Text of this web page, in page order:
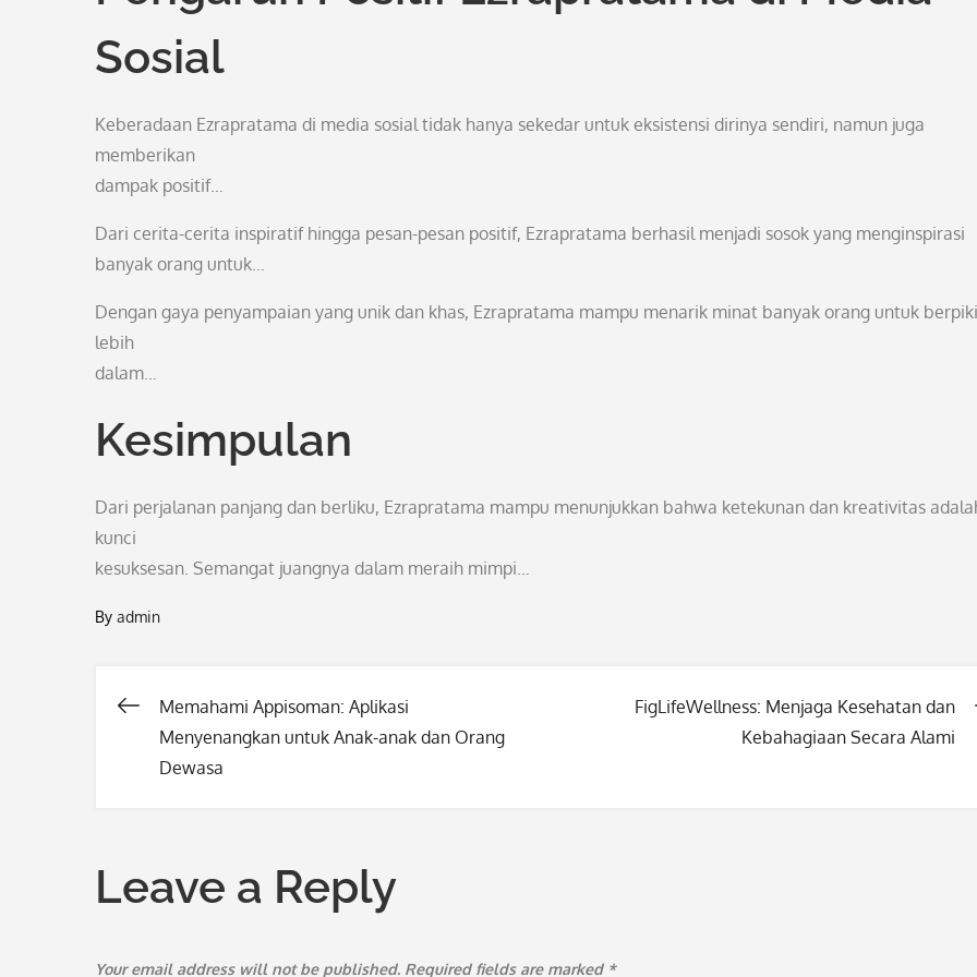
Sosial
Keberadaan Ezrapratama di media sosial tidak hanya sekedar untuk eksistensi dirinya sendiri, namun juga
memberikan
dampak positif…
Dari cerita-cerita inspiratif hingga pesan-pesan positif, Ezrapratama berhasil menjadi sosok yang menginspirasi
banyak orang untuk…
Dengan gaya penyampaian yang unik dan khas, Ezrapratama mampu menarik minat banyak orang untuk
lebih
dalam…
Kesimpulan
Dari perjalanan panjang dan berliku, Ezrapratama mampu menunjukkan bahwa ketekunan dan kreativitas
kunci
kesuksesan. Semangat juangnya dalam meraih mimpi…
By admin
Post
Memahami Appisoman: Aplikasi
Menyenangkan untuk Anak-anak dan Orang
Dewasa
FigLifeWellness: Menjaga Kesehatan dan
Kebahagiaan Secara Alami
Leave a Reply
Your email address will not be published. Required fields are marked *